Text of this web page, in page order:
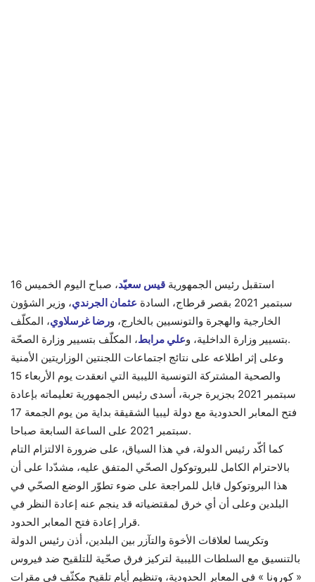
استقبل رئيس الجمهورية قيس سعيّد
، صباح اليوم الخميس 16
سبتمبر 2021 بقصر قرطاج، السادة
عثمان الجرندي، وزير الشؤون
الخارجية والهجرة والتونسيين بالخارج، ورضا غرسلاوي، المكلّف
بتسيير وزارة الداخلية، وعلي مرابط
، المكلّف بتسيير وزارة الصحّة.
وعلى إثر اطلاعه على نتائج اجتماعات اللجنتين الوزاريتين الأمنية
والصحية المشتركة التونسية الليبية التي انعقدت يوم الأربعاء 15
سبتمبر 2021 بجزيرة جربة، أسدى رئيس الجمهورية تعليماته بإعادة
فتح المعابر الحدودية مع دولة ليبيا الشقيقة بداية من يوم الجمعة 17
سبتمبر 2021 على الساعة السابعة صباحا.
كما أكّد رئيس الدولة، في هذا السياق، على ضرورة الالتزام التام
بالاحترام الكامل للبروتوكول الصحّي المتفق عليه، مشدّدا على أن
هذا البروتوكول قابل للمراجعة على ضوء تطوّر الوضع الصحّي في
البلدين وعلى أن أي خرق لمقتضياته قد ينجم عنه إعادة النظر في
قرار إعادة فتح المعابر الحدود.
وتكريسا لعلاقات الأخوة والتآزر بين البلدين، أذن رئيس الدولة
بالتنسيق مع السلطات الليبية لتركيز فرق صحّية للتلقيح ضد فيروس
« كورونا » في المعابر الحدودية، وتنظيم أيام تلقيح مكثّف في مقرات